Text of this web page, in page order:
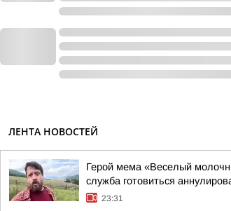
ЛЕНТА НОВОСТЕЙ
Герой мема «Веселый
служба готовиться
23:31